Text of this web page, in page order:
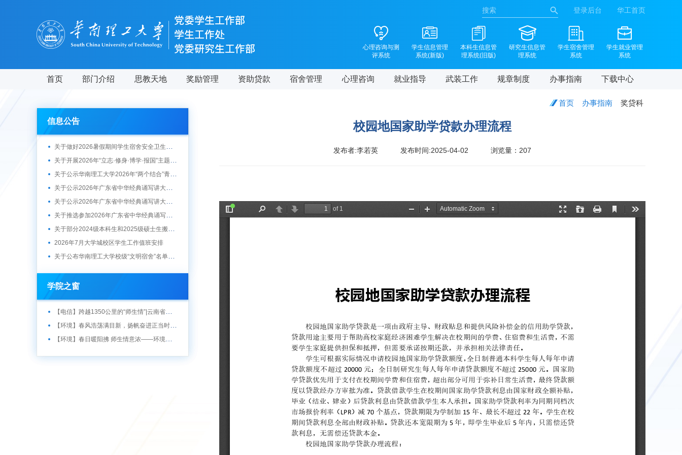
登录后台 华工首页
心理咨询与测
评系统
学生信息管理
系统(新版)
本科生信息管
理系统(旧版)
研究生信息管
理系统
学生宿舍管理
系统
学生就业管理
系统
首页 部门介绍 思教天地 奖励管理 资助贷款 宿舍管理 心理咨询 就业指导 武装工作 规章制度 办事指南 下载中心
首页 办事指南 奖贷科
校园地国家助学贷款办理流程
发布者:李若英 发布时间:2025-04-02 浏览量： 207
信息公告
关于做好2026暑假期间学生宿舍安全卫生管理工作的通知
关于开展2026年“立志·修身·博学·报国”主题教育系列活动的通知
关于公示华南理工大学2026年“两个结合”青春践行主题拟推荐作品的通知
关于公示2026年广东省中华经典诵写讲大赛“诗教中国”讲解大赛、“笔墨中国”暨第十七届广东省规范汉字书写大赛推荐参赛作品的通知
关于公示2026年广东省中华经典诵写讲大赛“诵读中国”经典诵读大赛推荐参赛作品的通知
关于推选参加2026年广东省中华经典诵写讲大赛的通知
关于部分2024级本科生和2025级硕士生搬迁工作的通知
2026年7月大学城校区学生工作值班安排
关于公布华南理工大学校级“文明宿舍”名单的通知
学院之窗
【电信】跨越1350公里的“师生情”|云南省云县数字支教开课啦
【环境】春风浩荡满目新，扬帆奋进正当时 ——记环境与能源学院升旗仪式
【环境】春日暖阳拂 师生情意浓——环境与能源学院举行“聚能环”第一期午餐会